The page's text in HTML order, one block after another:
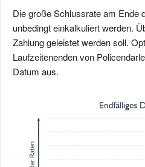
Die große Schlussrate am Ende
unbedingt einkalkuliert werden.
Zahlung geleistet werden soll.
Laufzeitenenden von
Datum aus.